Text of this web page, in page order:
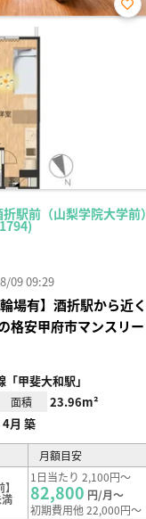
駅前（山梨学院大学前）
お気
09 09:29
場有】酒折駅から近く
格安甲府市マンスリー
「甲斐大和駅」
面積 23.96m²
月 築
月額目安
1日当たり 2,100円～
82,800 円/月～
初期費用他 22,000円～